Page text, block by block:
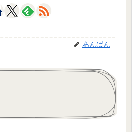
あんぱん